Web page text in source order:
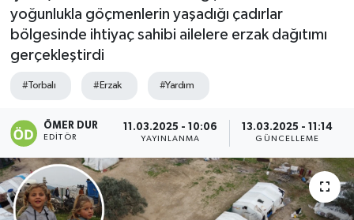
yoğunlukla göçmenlerin yaşadığı çadırlar
bölgesinde ihtiyaç sahibi ailelere erzak dağıtımı
gerçekleştirdi
#Torbalı #Erzak #Yardım
ÖMER DUR
EDITÖR
11.03.2025 - 10:06
YAYINLANMA
13.03.2025 - 11:14
GÜNCELLEME
Son Dakika Haberleri
Haber Arşivi